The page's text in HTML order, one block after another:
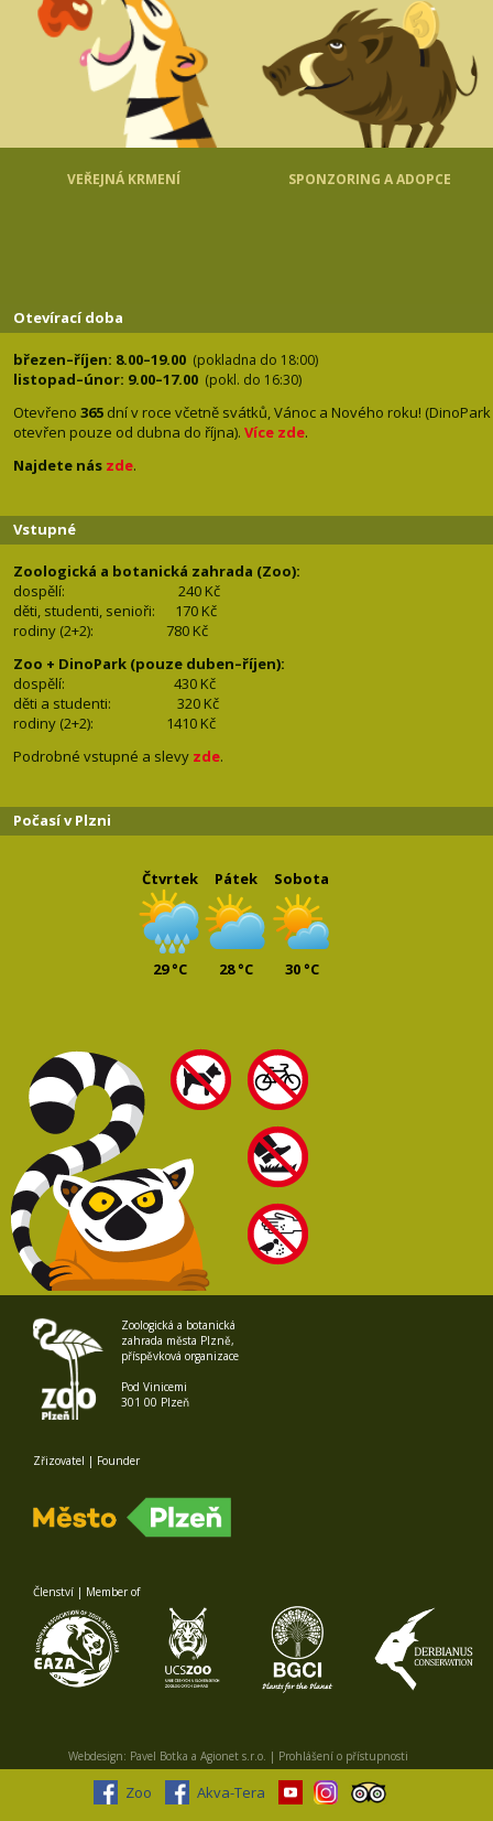
VEŘEJNÁ KRMENÍ SPONZORING A ADOPCE
Otevírací doba
březen–říjen: 8.00–19.00 (pokladna do 18:00)
listopad–únor: 9.00–17.00 (pokl. do 16:30)
Otevřeno 365 dní v roce včetně svátků, Vánoc a Nového roku! (DinoPark
otevřen pouze od dubna do října). Více zde.
Najdete nás zde.
Vstupné
Zoologická a botanická zahrada (Zoo):
dospělí:
240 Kč
děti, studenti, senioři: 170 Kč
rodiny (2+2): 780 Kč
Zoo + DinoPark (pouze duben–říjen):
dospělí: 430 Kč
děti a studenti: 320 Kč
rodiny (2+2): 1410 Kč
Podrobné vstupné a slevy zde.
Počasí v Plzni
Čtvrtek
29 °C
Pátek
28 °C
Sobota
30 °C
Zoologická a botanická
zahrada města Plzně,
příspěvková organizace
Pod Vinicemi
301 00 Plzeň
Zřizovatel | Founder
Členství | Member of
Webdesign: Pavel Botka a Agionet s.r.o. | Prohlášení o přístupnosti
Zoo Akva-Tera